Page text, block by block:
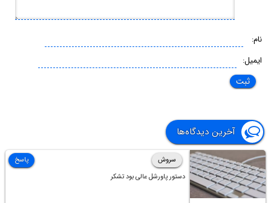
نام:
ایمیل:
آخرین دیدگاه‌ها
سروش
دستور پاورشل عالی بود تشکر
پاسخ